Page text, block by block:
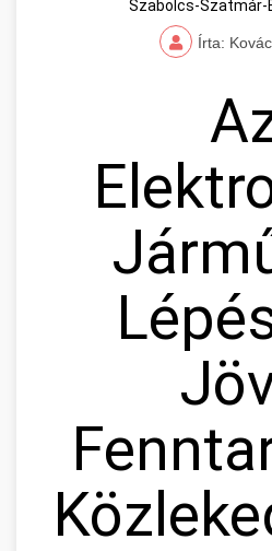
Szabolcs-Szatmár-
Írta: